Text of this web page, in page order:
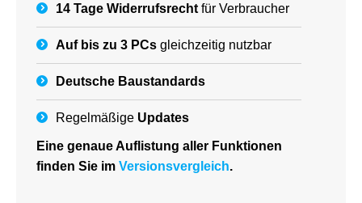
14 Tage Widerrufsrecht für Verbraucher
Auf bis zu 3 PCs gleichzeitig nutzbar
Deutsche Baustandards
Regelmäßige Updates
Eine genaue Auflistung aller Funktionen
finden Sie im Versionsvergleich.